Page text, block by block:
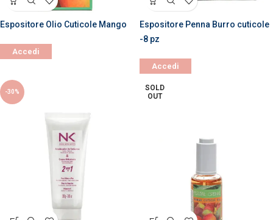
Espositore Olio Cuticole Mango
Accedi
Espositore Penna Burro cuticole
-8 pz
Accedi
-30%
SOLD
OUT